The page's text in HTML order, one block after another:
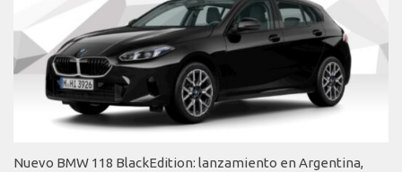
Nuevo BMW 118 BlackEdition: lanzamiento en Argentina,